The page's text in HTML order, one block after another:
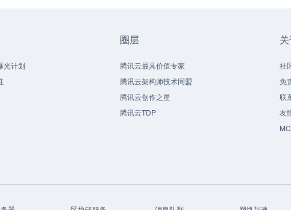
光计划
圈层
腾讯云最具价值专家
腾讯云架构师技术同盟
腾讯云创作之星
腾讯云TDP
社
免
联
友